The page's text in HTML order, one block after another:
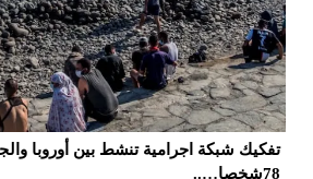
تفكيك شبكة اجرامية تنشط بين أوروبا
78شخصا…..